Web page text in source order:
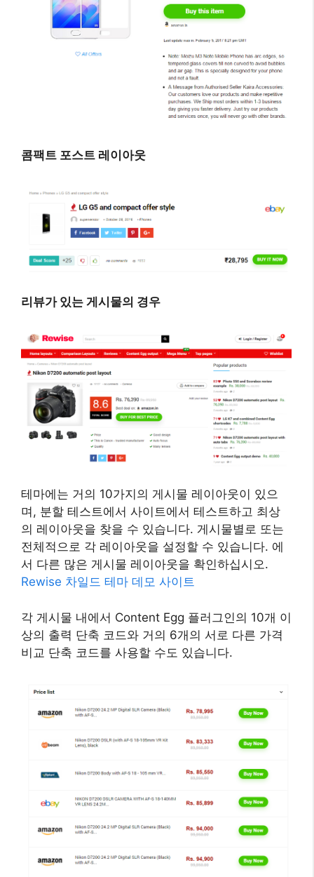
콤팩트 포스트 레이아웃
리뷰가 있는 게시물의 경우
테마에는 거의 10가지의 게시물 레이아웃이 있으
며, 분할 테스트에서 사이트에서 테스트하고 최상
의 레이아웃을 찾을 수 있습니다. 게시물별로 또는
전체적으로 각 레이아웃을 설정할 수 있습니다. 에
서 다른 많은 게시물 레이아웃을 확인하십시오.
Rewise 차일드 테마 데모 사이트
각 게시물 내에서 Content Egg 플러그인의 10개 이
상의 출력 단축 코드와 거의 6개의 서로 다른 가격
비교 단축 코드를 사용할 수도 있습니다.